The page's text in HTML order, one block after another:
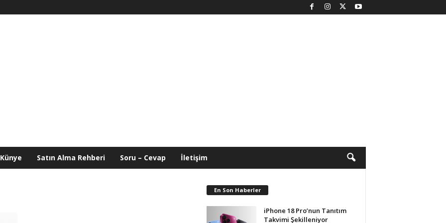
Künye Satın Alma Rehberi Soru – Cevap İletişim
En Son Haberler
iPhone 18 Pro’nun Tanıtım
Takvimi Şekilleniyor